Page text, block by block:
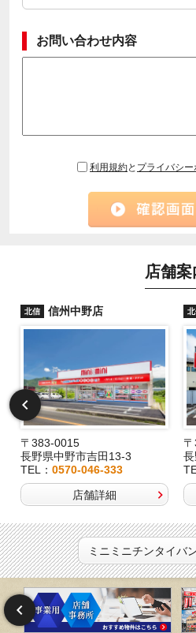
お問い合わせ内容
利用規約と プライバシー
店舗案
北信 信州中野店
〒383-0015
長野県中野市吉田13-3
TEL： 0570-046-333
店舗詳細
ミニミニチンタイバ